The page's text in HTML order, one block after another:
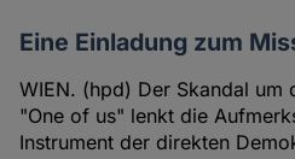
Eine Einladung zum
WIEN. (hpd) Der Skandal um
"One of us" lenkt die
Instrument der direkten